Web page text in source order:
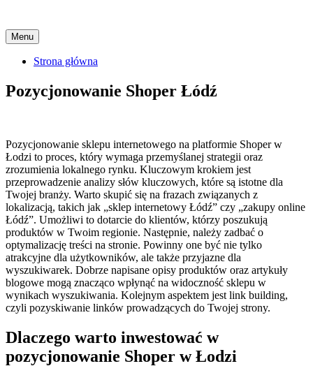
Menu Skip
to
content
Strona główna
Pozycjonowanie Shoper Łódź
Pozycjonowanie sklepu internetowego na platformie Shoper w
Łodzi to proces, który wymaga przemyślanej strategii oraz
zrozumienia lokalnego rynku. Kluczowym krokiem jest
przeprowadzenie analizy słów kluczowych, które są istotne dla
Twojej branży. Warto skupić się na frazach związanych z
lokalizacją, takich jak „sklep internetowy Łódź” czy „zakupy online
Łódź”. Umożliwi to dotarcie do klientów, którzy poszukują
produktów w Twoim regionie. Następnie, należy zadbać o
optymalizację treści na stronie. Powinny one być nie tylko
atrakcyjne dla użytkowników, ale także przyjazne dla
wyszukiwarek. Dobrze napisane opisy produktów oraz artykuły
blogowe mogą znacząco wpłynąć na widoczność sklepu w
wynikach wyszukiwania. Kolejnym aspektem jest link building,
czyli pozyskiwanie linków prowadzących do Twojej strony.
Dlaczego warto inwestować w
pozycjonowanie Shoper w Łodzi